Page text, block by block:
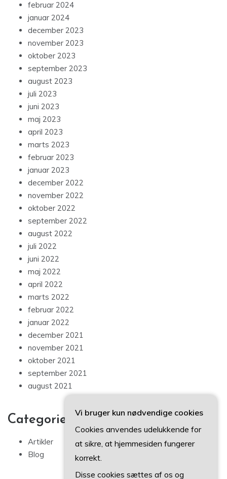
februar 2024
januar 2024
december 2023
november 2023
oktober 2023
september 2023
august 2023
juli 2023
juni 2023
maj 2023
april 2023
marts 2023
februar 2023
januar 2023
december 2022
november 2022
oktober 2022
september 2022
august 2022
juli 2022
juni 2022
maj 2022
april 2022
marts 2022
februar 2022
januar 2022
december 2021
november 2021
oktober 2021
september 2021
august 2021
Categories
Artikler
Blog
Vi bruger kun nødvendige cookies
Cookies anvendes udelukkende for
at sikre, at hjemmesiden fungerer
korrekt.
Disse cookies sættes af os og